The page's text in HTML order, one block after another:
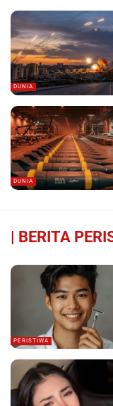
DUNIA
DUNIA
| BERITA
PERISTIWA